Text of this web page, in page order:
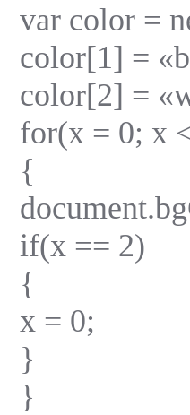
var color =
color[1] =
color[2] =
for(x = 0; x
{
if(x == 2)
{
x = 0;
}
}